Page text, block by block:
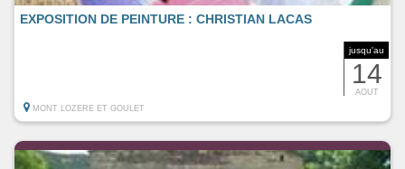
jusqu'au
14
AOUT
EXPOSITION DE PEINTURE : CHRISTIAN LACAS
MONT LOZERE ET GOULET